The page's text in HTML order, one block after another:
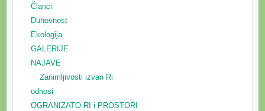
Članci
Duhovnost
Ekologija
GALERIJE
NAJAVE
Zanimljivosti izvan Ri
odnosi
OGRANIZATO-RI i PROSTORI